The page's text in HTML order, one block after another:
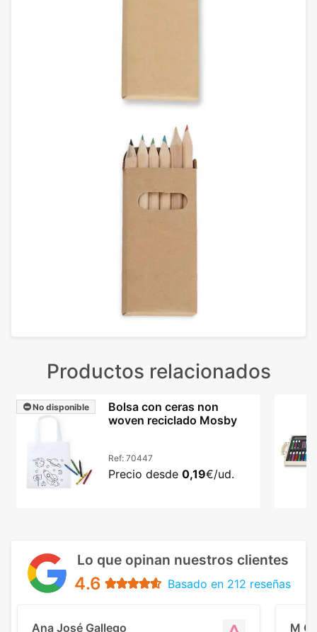
Productos relacionados
No disponible
Bolsa con ceras non
woven reciclado Mosby
Ref: 70447
Precio desde 0,19€/ud.
Lo que opinan nuestros clientes
4.6 Basado en 212 reseñas
Ana José Gallego M C